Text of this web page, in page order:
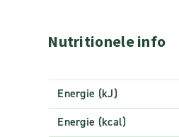
Nutritionele info
Energie (kJ)
Energie (kcal)